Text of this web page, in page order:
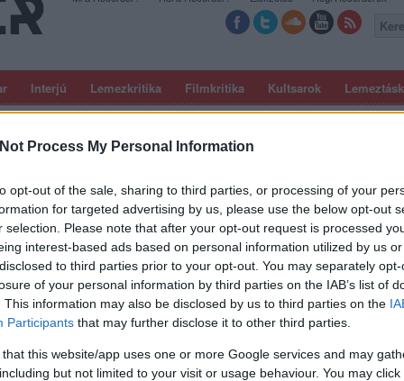
Process My Personal Information
opt-out of the sale, sharing to third parties, or processing of your
for targeted advertising by us, please use the below opt-out
selection. Please note that after your opt-out request is processed
interest-based ads based on personal information utilized by us
to third parties prior to your opt-out. You may separately
of your personal information by third parties on the IAB’s list of
This information may also be disclosed by us to third parties on the
Participants that may further disclose it to other third parties.
that this website/app uses one or more Google services and may
but not limited to your visit or usage behaviour. You may
Interjú Lemezkritika Filmkritika Kultsarok
PODCASTJAI ITT!
FRISS MAGYAR ZENÉK HETENTE!
SOROZATOK. 2005: EZ MENT HÚSZ ÉVE.
– SHARLEEN SPITERI, TEXAS
a napokban jelentkezett először új lemezzel, de az eddigi
– mint interjúnkból kiderül – alapos okai voltak. A friss és remek